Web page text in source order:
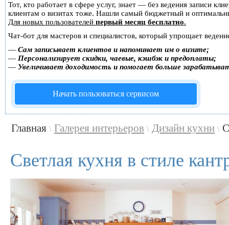
Тот, кто работает в сфере услуг, знает — без ведения записи
клиентам о визитах тоже. Нашли самый бюджетный и
Для новых пользователей первый месяц бесплатно.
Чат-бот для мастеров и специалистов, который упрощает
— Сам записывает клиентов и напоминает им о визите;
— Персонализирует скидки, чаевые, кэшбэк и предоплаты;
— Увеличивает доходимость и помогает больше
Начать пользоваться сервисом
Главная \ Галерея интерьеров \ Дизайн кухни \
Светлая кухня в стиле